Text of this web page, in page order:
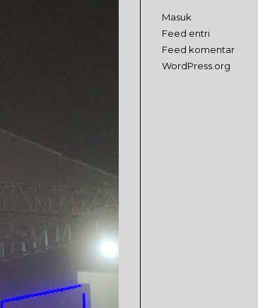
Masuk
Feed entri
Feed komentar
WordPress.org